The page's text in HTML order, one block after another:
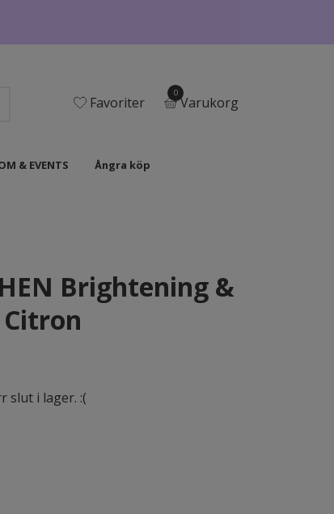
Favoriter
0
Varukorg
& EVENTS Ångra köp
Brightening &
slut i lager. :(